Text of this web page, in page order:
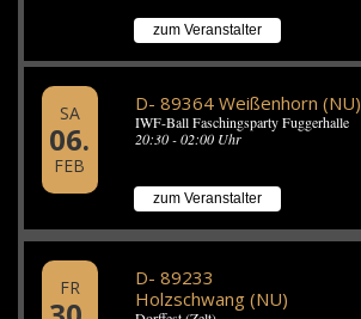
zum Veranstalter
SA
06.
FEB
D- 89364 Weißenhorn (NU)
IWF-Ball Faschingsparty Fuggerhalle
20:30 - 02:00 Uhr
zum Veranstalter
FR
D- 89233
Holzschwang (NU)